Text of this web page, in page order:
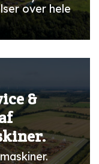
over hele
&